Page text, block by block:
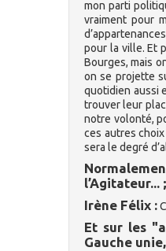
mon parti
vraiment pour
pour la ville. Et
Bourges, mais
on se projette
quotidien aussi
trouver leur
notre volonté,
ces autres
sera le degré
l’Agitateur...
Irène Félix :
Et sur les
Gauche